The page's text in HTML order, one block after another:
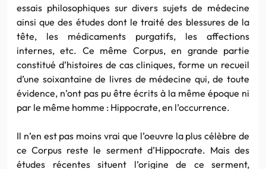
essais philosophiques sur divers sujets de médecine
ainsi que des études dont le traité des blessures de la
tête, les médicaments purgatifs, les affections
internes, etc. Ce même Corpus, en grande partie
constitué d’histoires de cas cliniques, forme un recueil
d’une soixantaine de livres de médecine qui, de toute
évidence, n’ont pas pu être écrits à la même époque ni
par le même homme : Hippocrate, en l’occurrence.
Il n’en est pas moins vrai que l’oeuvre la plus célèbre de
ce Corpus reste le serment d’Hippocrate. Mais des
études récentes situent l’origine de ce serment,